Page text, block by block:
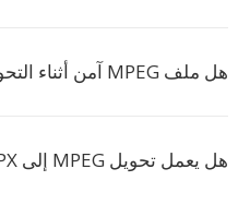
هل ملف MPEG آمن أثناء التحويل؟
هل يعمل تحويل MPEG إلى SPX على الهاتف؟